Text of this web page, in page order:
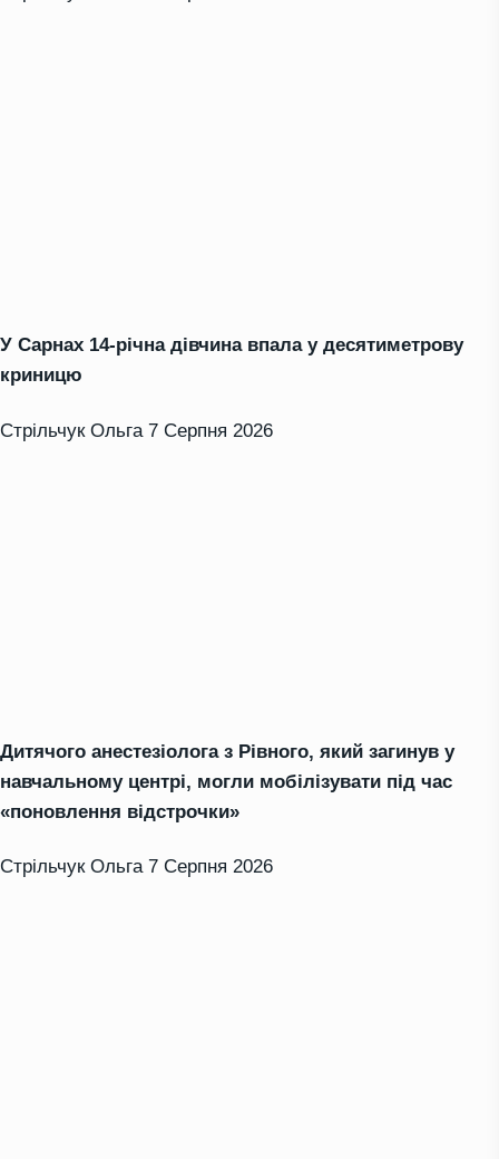
У Сарнах 14-річна дівчина впала у десятиметрову
криницю
Стрільчук Ольга 7 Серпня 2026
Дитячого анестезіолога з Рівного, який загинув у
навчальному центрі, могли мобілізувати під час
«поновлення відстрочки»
Стрільчук Ольга 7 Серпня 2026